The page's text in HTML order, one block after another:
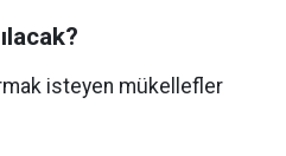
isteyen mükellefler